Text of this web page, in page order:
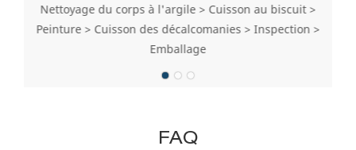
Nettoyage du corps à l'argile > Cuisson au biscuit >
Peinture > Cuisson des décalcomanies > Inspection >
Emballage
FAQ